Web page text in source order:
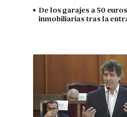
De los garajes a 50
inmobiliarias tras la